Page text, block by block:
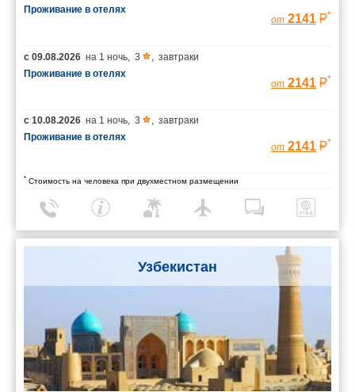
Проживание в отелях
от 2141 *
с 09.08.2026 на 1 ночь, 3 , завтраки
Проживание в отелях
от 2141 *
с 10.08.2026 на 1 ночь, 3 , завтраки
Проживание в отелях
от 2141 *
* Стоимость на человека при двухместном размещении
Узбекистан